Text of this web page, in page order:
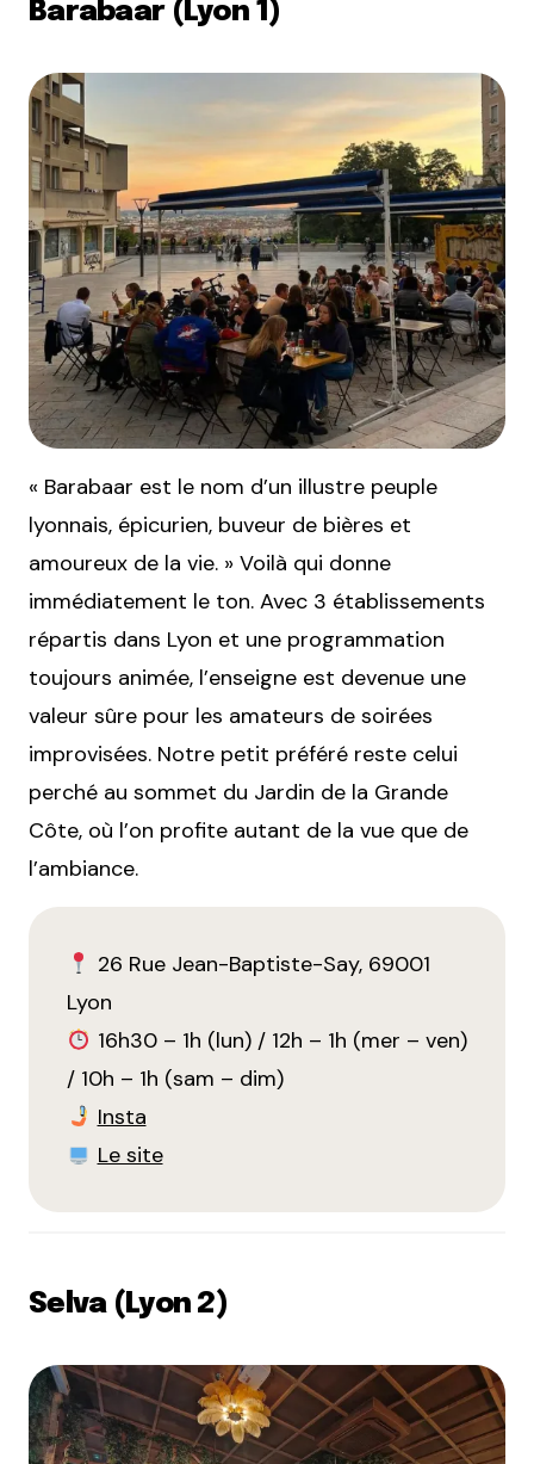
Barabaar (Lyon 1)
« Barabaar est le nom d’un illustre peuple
lyonnais, épicurien, buveur de bières et
amoureux de la vie. » Voilà qui donne
immédiatement le ton. Avec 3 établissements
répartis dans Lyon et une programmation
toujours animée, l’enseigne est devenue une
valeur sûre pour les amateurs de soirées
improvisées. Notre petit préféré reste celui
perché au sommet du Jardin de la Grande
Côte, où l’on profite autant de la vue que de
l’ambiance.
26 Rue Jean-Baptiste-Say, 69001
Lyon
16h30 – 1h (lun) / 12h – 1h (mer – ven)
/ 10h – 1h (sam – dim)
Insta
Le site
Selva (Lyon 2)